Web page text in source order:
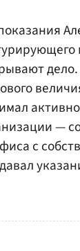
—
с